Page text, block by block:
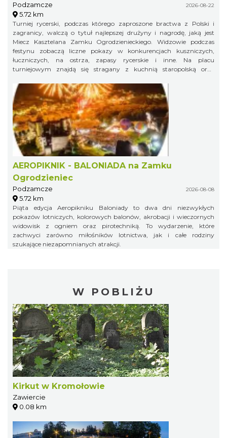
Podzamcze 2026-08-22
5.72 km
Turniej rycerski, podczas którego zaproszone bractwa z Polski i
zagranicy, walczą o tytuł najlepszej drużyny i nagrodę, jaką jest
Miecz Kasztelana Zamku Ogrodzienieckiego. Widzowie podczas
festynu zobaczą liczne pokazy w konkurencjach kuszniczych,
łuczniczych, na ostrza, zapasy rycerskie i inne. Na placu
turniejowym znajdą się stragany z kuchnią staropolską oraz
AEROPIKNIK - BALONIADA na Zamku
Ogrodzieniec
Podzamcze 2026-08-08
5.72 km
Piąta edycja Aeropikniku Baloniady to dwa dni niezwykłych
pokazów lotniczych, kolorowych balonów, akrobacji i wieczornych
widowisk z ogniem oraz pirotechniką. To wydarzenie, które
zachwyci zarówno miłośników lotnictwa, jak i całe rodziny
szukające niezapomnianych atrakcji.
W POBLIŻU
Kirkut w Kromołowie
Zawiercie
0.08 km